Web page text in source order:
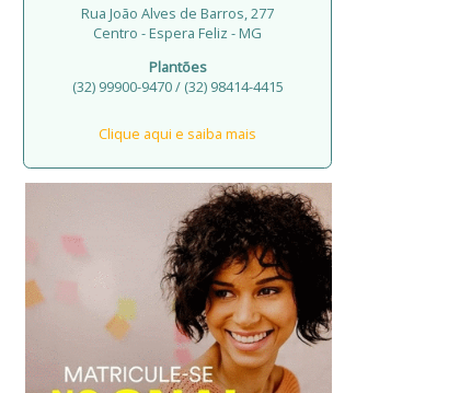
Rua João Alves de Barros, 277
Centro - Espera Feliz - MG
Plantões
(32) 99900-9470 / (32) 98414-4415
Clique aqui e saiba mais